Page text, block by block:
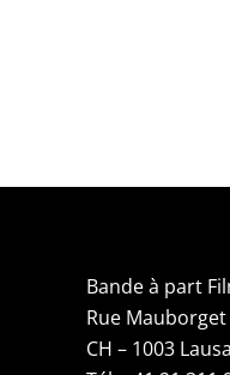
Bande à part
Rue Mauborget
CH – 1003